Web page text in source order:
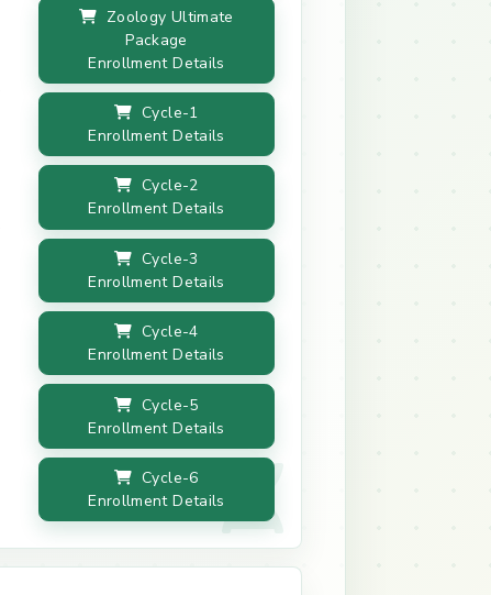
Zoology Ultimate
Package
Enrollment Details
Cycle-1
Enrollment Details
Cycle-2
Enrollment Details
Cycle-3
Enrollment Details
Cycle-4
Enrollment Details
Cycle-5
Enrollment Details
Cycle-6
Enrollment Details